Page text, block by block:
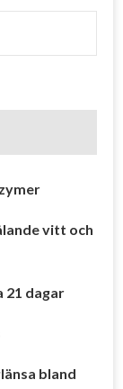
vitt och
21 dagar
bland